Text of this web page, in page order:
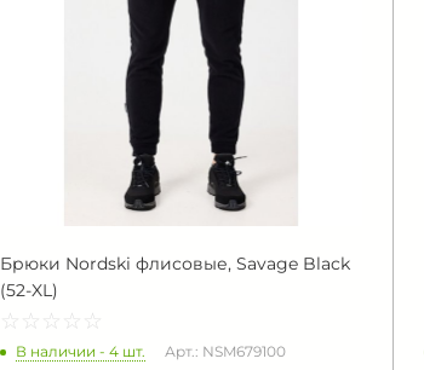
Брюки Nordski флисовые, Savage Black
(52-XL)
☆ ☆ ☆ ☆ ☆
★ ★ ★ ★ ★
В наличии - 4 шт. Арт.: NSM679100